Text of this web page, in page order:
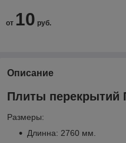
от 10 руб.
Описание
Плиты перекрытий
Размеры:
Длинна: 2760 мм.